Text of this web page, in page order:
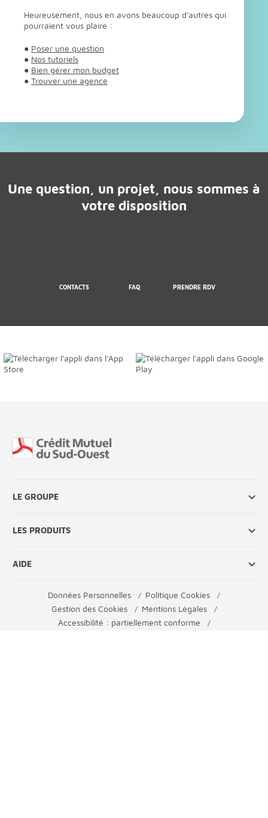
Heureusement, nous en avons beaucoup d'autres qui
pourraient vous plaire :
● Poser une question
● Nos tutoriels
● Bien gérer mon budget
● Trouver une agence
Une question, un projet, nous sommes à
votre disposition
CONTACTS FAQ PRENDRE RDV
LE GROUPE
LES PRODUITS
AIDE
Données Personnelles
Politique Cookies
Gestion des Cookies
Mentions Légales
Accessibilité : partiellement conforme
Fin de page